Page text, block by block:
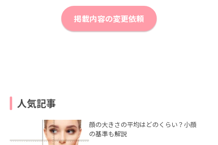
掲載内容の変更依頼
人気記事
顔の大きさの平均はどのくらい？小顔
の基準も解説